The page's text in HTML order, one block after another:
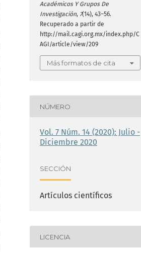
Académicos Y Grupos De
Investigación, 7(14), 43–56.
Recuperado a partir de
http://mail.cagi.org.mx/index.php/C
AGI/article/view/209
Más formatos de cita
NÚMERO
Vol. 7 Núm. 14 (2020): Julio -
Diciembre 2020
SECCIÓN
Artículos científicos
LICENCIA